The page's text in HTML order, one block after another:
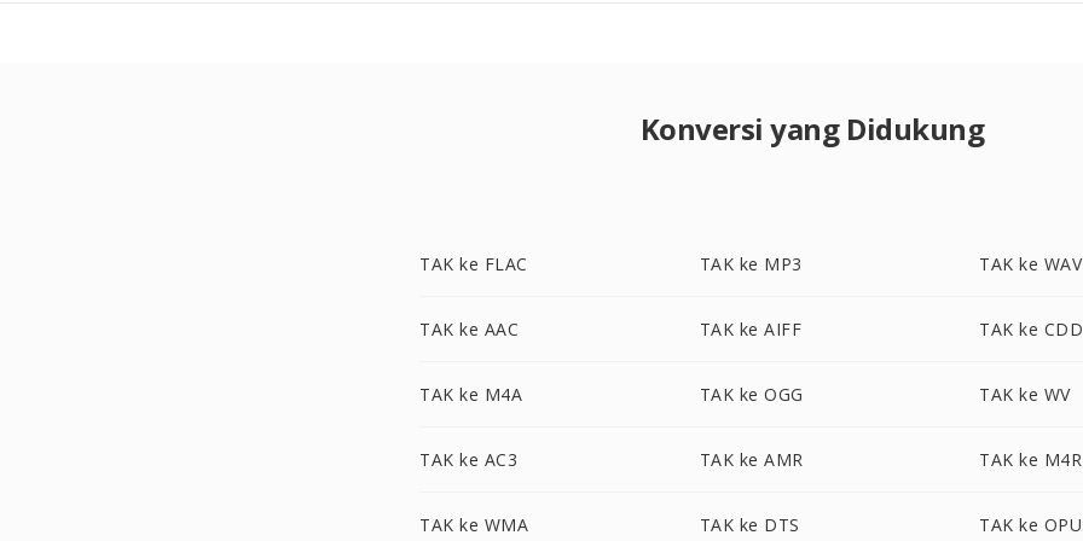
Konversi yang Didukung
TAK ke FLAC TAK ke MP3 TAK ke WAV
TAK ke AAC TAK ke AIFF TAK ke
TAK ke M4A TAK ke OGG TAK ke WV
TAK ke AC3 TAK ke AMR TAK ke M4R
TAK ke WMA TAK ke DTS TAK ke